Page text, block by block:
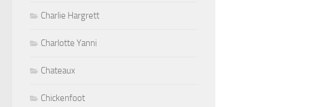
Charlie Hargrett
Charlotte Yanni
Chateaux
Chickenfoot